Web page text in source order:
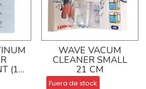
(10
WAVE VACUM
CLEANER SMALL
21 CM
Fuera de stock